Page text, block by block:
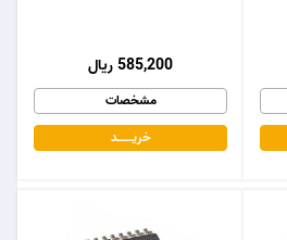
585,200 ریال
مشخصات
خریـــــــد